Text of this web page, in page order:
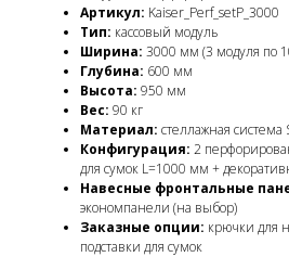
Артикул: Kaiser_Perf_setP_3000
Тип: кассовый модуль
Ширина: 3000 мм (3 модуля по
Глубина: 600 мм
Высота: 950 мм
Вес: 90 кг
Материал: стеллажная
Конфигурация: 2
для сумок L=1000 мм +
Навесные фронтальные
экономпанели (на выбор)
Заказные опции: крючки для
подставки для сумок